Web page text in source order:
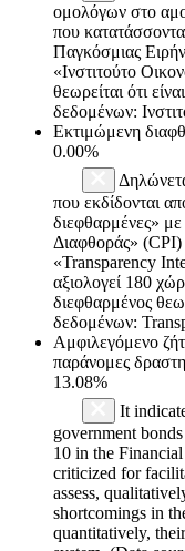
ομολόγων στο
που
Παγκόσμιας
«Ινστιτούτο
θεωρείται ότι
δεδομένων:
Εκτιμώμενη
0.00%
που εκδίδονται
διεφθαρμένες»
Διαφθοράς» (CPI)
«Transparency
αξιολογεί 180
διεφθαρμένος
δεδομένων:
Αμφιλεγόμενο
παράνομες
13.08%
It
government
10 in the
criticized for
assess,
shortcomings in
quantitatively,